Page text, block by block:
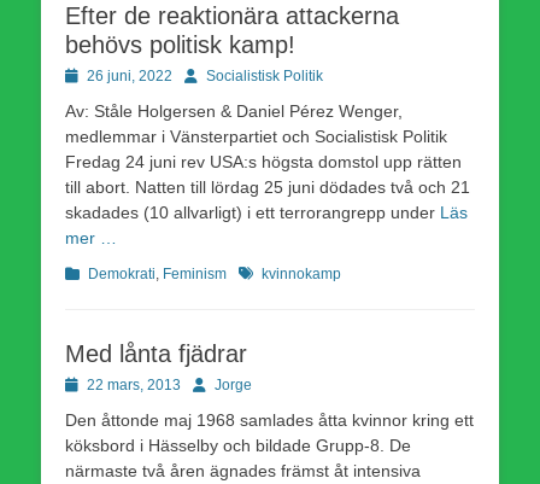
Efter de reaktionära attackerna
behövs politisk kamp!
Publicerad
26 juni, 2022 Författare
Socialistisk Politik
Av: Ståle Holgersen & Daniel Pérez Wenger,
medlemmar i Vänsterpartiet och Socialistisk Politik
Fredag 24 juni rev USA:s högsta domstol upp rätten
till abort. Natten till lördag 25 juni dödades två och 21
skadades (10 allvarligt) i ett terrorangrepp under Läs
mer …
Kategorier
Demokrati Feminism Etiketter
kvinnokamp
Med lånta fjädrar
Publicerad
22 mars, 2013 Författare
Jorge
Den åttonde maj 1968 samlades åtta kvinnor kring ett
köksbord i Hässelby och bildade Grupp-8. De
närmaste två åren ägnades främst åt intensiva